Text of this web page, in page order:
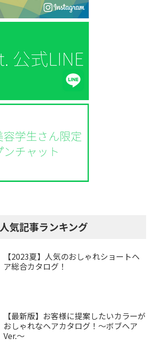
人気記事ランキング
【2023夏】人気のおしゃれショートヘ
ア総合カタログ！
【最新版】お客様に提案したいカラーが
おしゃれなヘアカタログ！～ボブヘア
Ver.～